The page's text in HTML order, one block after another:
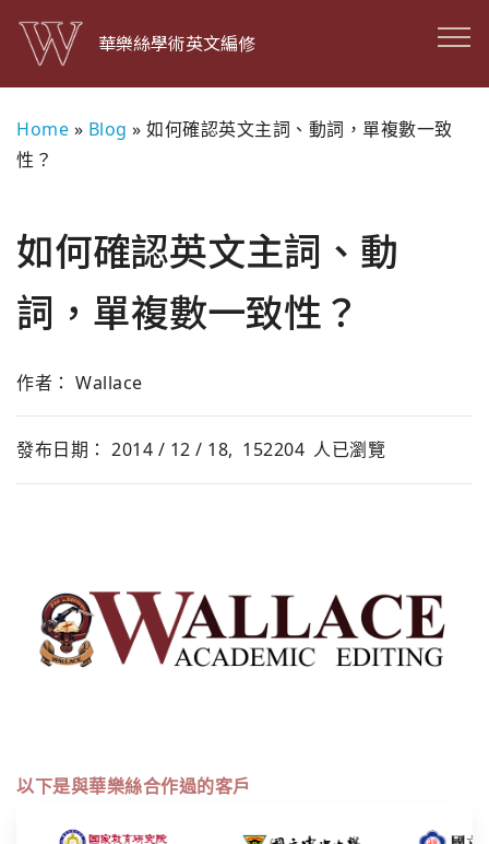
華樂絲學術英文編修
Home » Blog » 如何確認英文主詞、動詞，單複數一致
性？
如何確認英文主詞、動
詞，單複數一致性？
作者： Wallace
發布日期： 2014 / 12 / 18, 152204 人已瀏覽
以下是與華樂絲合作過的客戶